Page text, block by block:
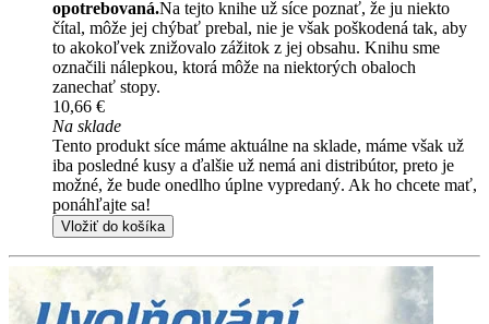
opotrebovaná.Na tejto knihe už síce poznať, že ju niekto
čítal, môže jej chýbať prebal, nie je však poškodená tak, aby
to akokoľvek znižovalo zážitok z jej obsahu. Knihu sme
označili nálepkou, ktorá môže na niektorých obaloch
zanechať stopy.
10,66 €
Na sklade
Tento produkt síce máme aktuálne na sklade, máme však už
iba posledné kusy a ďalšie už nemá ani distribútor, preto je
možné, že bude onedlho úplne vypredaný. Ak ho chcete mať,
ponáhľajte sa!
Vložiť do košíka